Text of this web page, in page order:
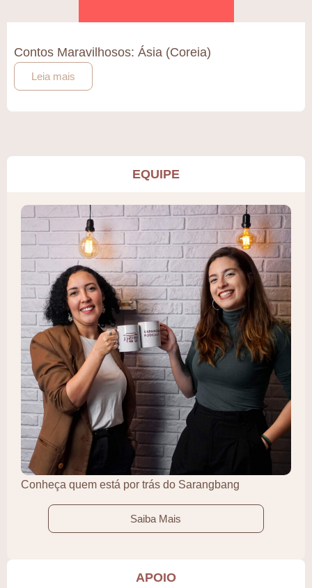
Contos Maravilhosos: Ásia (Coreia)
Leia mais
EQUIPE
Conheça quem está por trás do Sarangbang
Saiba Mais
APOIO